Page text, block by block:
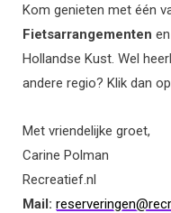
Kom genieten met één
Fietsarrangementen
Hollandse Kust. Wel
andere regio? Klik dan
Met vriendelijke groet,
Carine Polman
Recreatief.nl
Mail: